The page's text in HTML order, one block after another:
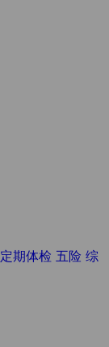
定期体检 五险 综